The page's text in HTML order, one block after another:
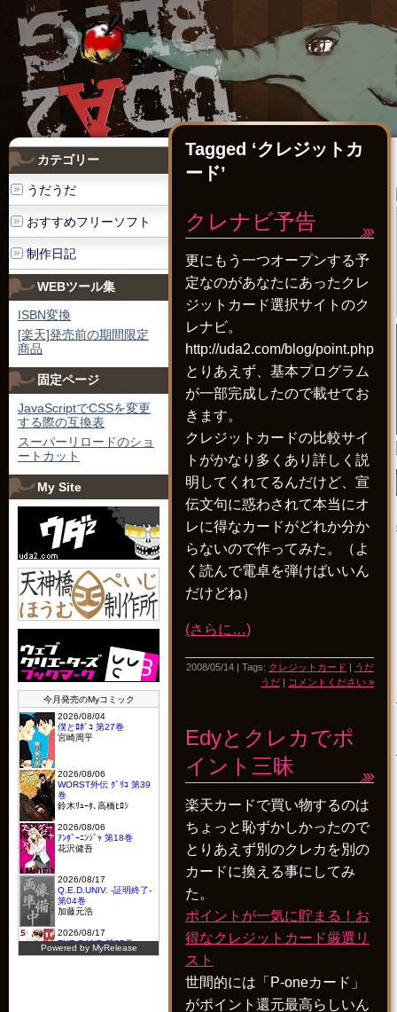
Tagged ‘クレジットカ
ード’
クレナビ予告
更にもう一つオープンする予
定なのがあなたにあったクレ
ジットカード選択サイトのク
レナビ。
http://uda2.com/blog/point.php
とりあえず、基本プログラム
が一部完成したので載せてお
きます。
クレジットカードの比較サイ
トがかなり多くあり詳しく説
明してくれてるんだけど、宣
伝文句に惑わされて本当にオ
レに得なカードがどれか分か
らないので作ってみた。（よ
く読んで電卓を弾けばいいん
だけどね）
(さらに…)
2008/05/14 | Tags: クレジットカード | うだ
うだ | コメントください »
Edyとクレカでポ
イント三昧
楽天カードで買い物するのは
ちょっと恥ずかしかったので
とりあえず別のクレカを別の
カードに換える事にしてみ
た。
ポイントが一気に貯まる！お
得なクレジットカード厳選リ
スト
世間的には「P-oneカード」
がポイント還元最高らしいん
カテゴリー
うだうだ
おすすめフリーソフト
制作日記
WEBツール集
ISBN変換
[楽天]発売前の期間限定
商品
固定ページ
JavaScriptでCSSを変更
する際の互換表
スーパーリロードのショ
ートカット
My Site